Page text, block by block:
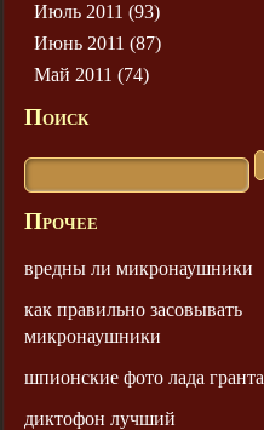
Июль 2011 (93)
Июнь 2011 (87)
Май 2011 (74)
Поиск
Прочее
вредны ли микронаушники
как правильно засовывать
микронаушники
шпионские фото лада гранта
диктофон лучший